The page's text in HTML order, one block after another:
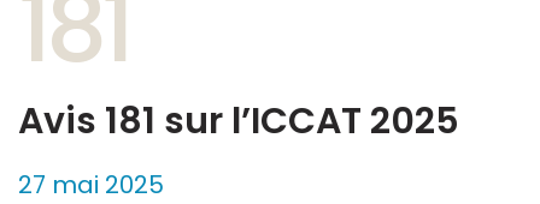
181
Avis 181 sur l’ICCAT 2025
27 mai 2025